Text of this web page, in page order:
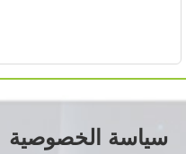
سياسة الخصوصية